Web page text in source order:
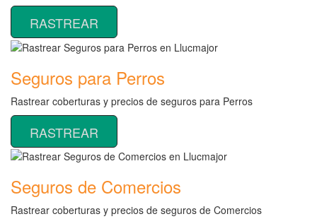
RASTREAR
Seguros para Perros
Rastrear coberturas y precios de seguros para Perros
RASTREAR
Seguros de Comercios
Rastrear coberturas y precios de seguros de Comercios